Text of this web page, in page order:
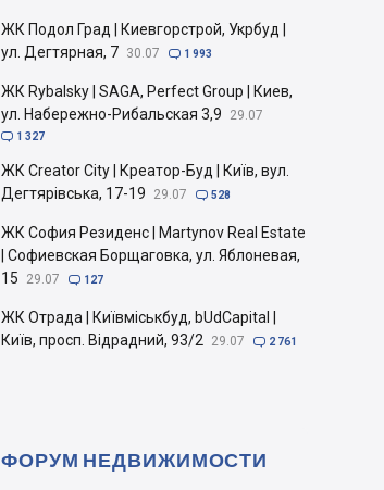
ЖК Подол Град | Киевгорстрой, Укрбуд |
ул. Дегтярная, 7 30.07  1 993
ЖК Rybalsky | SAGA, Perfect Group | Киев,
ул. Набережно-Рибальская 3,9
29.07
 1 327
ЖК Creator City | Креатор-Буд | Київ, вул.
Дегтярівська, 17-19
29.07  528
ЖК София Резиденс | Martynov Real Estate
| Софиевская Борщаговка, ул. Яблоневая,
15
29.07  127
ЖК Отрада | Київміськбуд, bUdCapital |
Київ, просп. Відрадний, 93/2
29.07  2 761
ФОРУМ НЕДВИЖИМОСТИ